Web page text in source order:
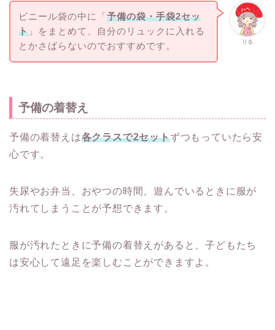
りる
ビニール袋の中に「 予備の袋・手袋2セッ
ト」をまとめて、自分のリュックに入れる
とかさばらないのでおすすめです。
予備の着替え
予備の着替えは各クラスで2セットずつもっていたら安
心です。
失尿やお弁当、おやつの時間、遊んでいるときに服が
汚れてしまうことが予想できます。
服が汚れたときに予備の着替えがあると、子どもたち
は安心して遠足を楽しむことができますよ。